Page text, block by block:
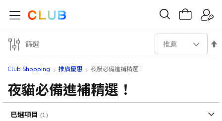
Club Shopping 推廣優惠 夜貓必備進補精選！
夜貓必備進補精選！
設
序
篩選
已選項目